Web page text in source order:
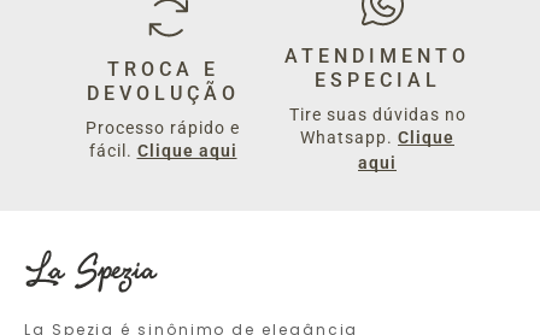
TROCA E
DEVOLUÇÃO
Processo rápido e
fácil. Clique aqui
ATENDIMENTO
ESPECIAL
Tire suas dúvidas no
Whatsapp. Clique
aqui
La Spezia é sinônimo de elegância